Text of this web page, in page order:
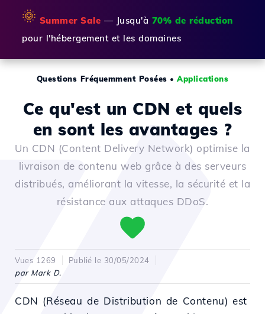
🌞 Summer Sale — Jusqu'à 70% de réduction
pour l'hébergement et les domaines
Questions Fréquemment Posées •Applications
Ce qu'est un CDN et quels
en sont les avantages ?
Un CDN (Content Delivery Network) optimise la
livraison de contenu web grâce à des serveurs
distribués, améliorant la vitesse, la sécurité et la
résistance aux attaques DDoS.
Vues 1269
Publié le 30/05/2024
par Mark D.
CDN (Réseau de Distribution de Contenu) est